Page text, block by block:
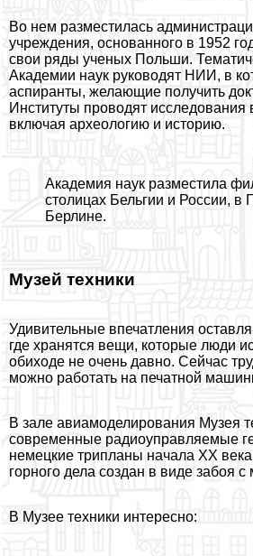
Во нем разместилась
учреждения, основанного в 1952
свои ряды ученых Польши.
Академии наук руководят НИИ, в
аспиранты, желающие получить
Институты проводят
включая археологию и историю.
Академия наук разместила
столицах Бельгии и России, в
Берлине.
Музей техники
Удивительные впечатления
где хранятся вещи, которые люди
обиходе не очень давно. Сейчас
можно работать на печатной
В зале авиамоделирования Музея
современные радиоуправляемые
немецкие трипланы начала XX
горного дела создан в виде забоя
В Музее техники интересно: